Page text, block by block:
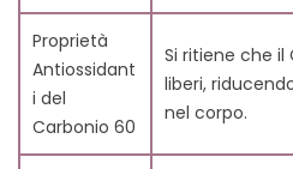
benefici del Carbonio 60?
9.5. 5. Come dovrebbe
60?
9.6. 6. Il Carbonio 60 è sicuro
9.7. 7. Il Carbonio 60 può
Proprietà
Antiossidant
i del
Carbonio 60
Si ritiene che il
liberi,
nel corpo.